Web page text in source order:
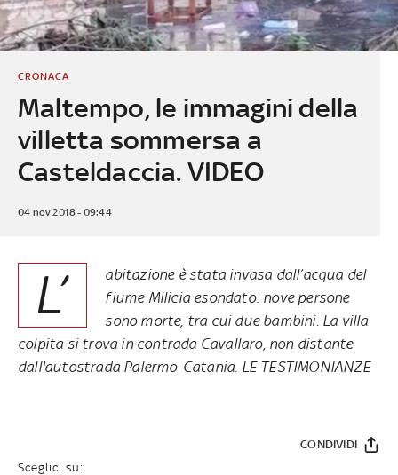
Maltempo, le immagini della
villetta sommersa a
Casteldaccia. VIDEO
CRONACA
04 nov 2018 - 09:44
L’
abitazione è stata invasa dall’acqua del
fiume Milicia esondato: nove persone
sono morte, tra cui due bambini. La villa
colpita si trova in contrada Cavallaro, non distante
dall'autostrada Palermo-Catania. LE TESTIMONIANZE
Sceglici su:
CONDIVIDI